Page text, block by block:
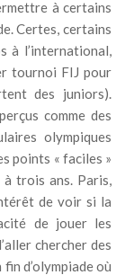
à certains
Certes, certains
à l’international,
tournoi FIJ pour
des juniors).
comme des
olympiques
points « faciles »
trois ans. Paris,
de voir si la
de jouer les
chercher des
d’olympiade où